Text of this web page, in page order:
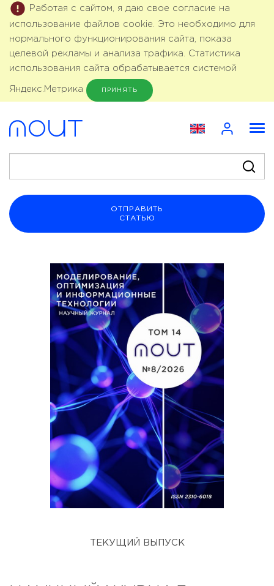
Работая с сайтом, я даю свое согласие на
использование файлов cookie. Это необходимо для
нормального функционирования сайта, показа
целевой рекламы и анализа трафика. Статистика
использования сайта обрабатывается системой
Яндекс.Метрика ПРИНЯТЬ
ОТПРАВИТЬ
СТАТЬЮ
ТЕКУЩИЙ ВЫПУСК